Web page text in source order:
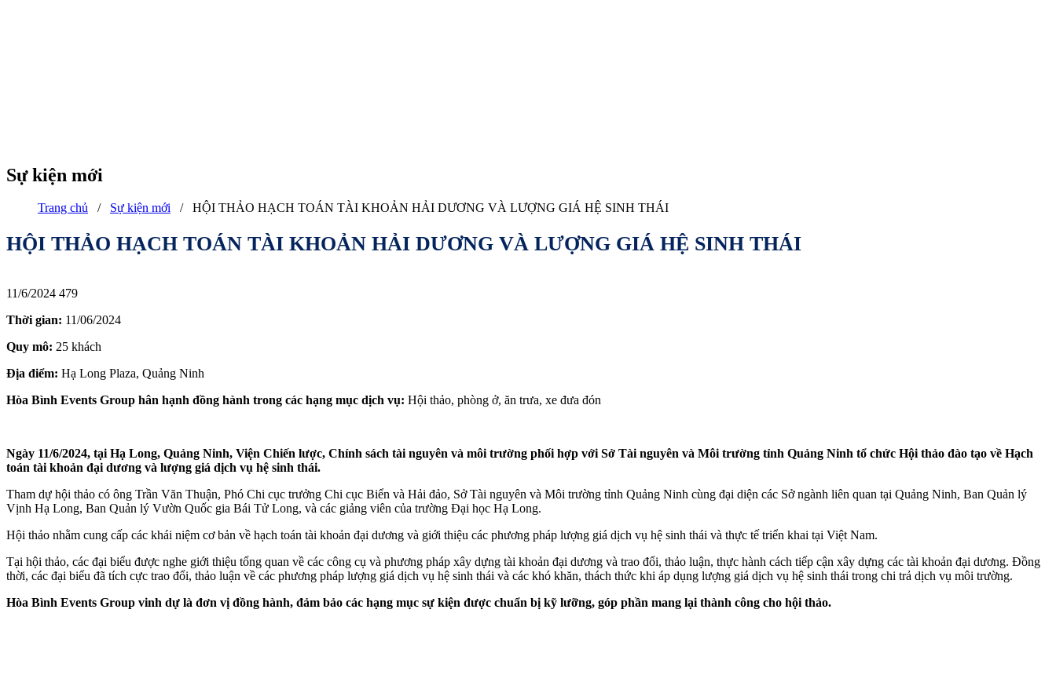
Sự kiện mới
Trang chủ / Sự kiện mới / HỘI THẢO HẠCH TOÁN TÀI KHOẢN HẢI DƯƠNG VÀ LƯỢNG GIÁ HỆ SINH THÁI
HỘI THẢO HẠCH TOÁN TÀI KHOẢN HẢI DƯƠNG VÀ LƯỢNG GIÁ HỆ SINH THÁI
11/6/2024 479
Thời gian: 11/06/2024
Quy mô: 25 khách
Địa điểm: Hạ Long Plaza, Quảng Ninh
Hòa Bình Events Group hân hạnh đồng hành trong các hạng mục dịch vụ: Hội thảo, phòng ở, ăn trưa, xe đưa đón
Ngày 11/6/2024, tại Hạ Long, Quảng Ninh, Viện Chiến lược, Chính sách tài nguyên và môi trường phối hợp với Sở Tài nguyên và Môi trường tỉnh Quảng Ninh tổ chức Hội thảo đào tạo về Hạch
toán tài khoản đại dương và lượng giá dịch vụ hệ sinh thái.
Tham dự hội thảo có ông Trần Văn Thuận, Phó Chi cục trưởng Chi cục Biển và Hải đảo, Sở Tài nguyên và Môi trường tỉnh Quảng Ninh cùng đại diện các Sở ngành liên quan tại Quảng Ninh, Ban Quản lý
Vịnh Hạ Long, Ban Quản lý Vườn Quốc gia Bái Tử Long, và các giảng viên của trường Đại học Hạ Long.
Hội thảo nhằm cung cấp các khái niệm cơ bản về hạch toán tài khoản đại dương và giới thiệu các phương pháp lượng giá dịch vụ hệ sinh thái và thực tế triển khai tại Việt Nam.
Tại hội thảo, các đại biểu được nghe giới thiệu tổng quan về các công cụ và phương pháp xây dựng tài khoản đại dương và trao đổi, thảo luận, thực hành cách tiếp cận xây dựng các tài khoản đại dương. Đồng
thời, các đại biểu đã tích cực trao đổi, thảo luận về các phương pháp lượng giá dịch vụ hệ sinh thái và các khó khăn, thách thức khi áp dụng lượng giá dịch vụ hệ sinh thái trong chi trả dịch vụ môi trường.
Hòa Bình Events Group vinh dự là đơn vị đồng hành, đảm bảo các hạng mục sự kiện được chuẩn bị kỹ lưỡng, góp phần mang lại thành công cho hội thảo.